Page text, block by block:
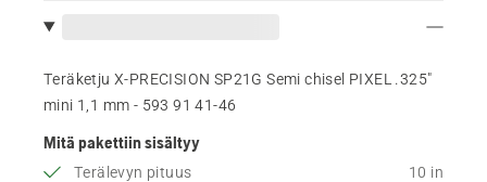
Teräketju X-PRECISION SP21G Semi chisel PIXEL .325"
mini 1,1 mm - 593 91 41‑46
Mitä pakettiin sisältyy
Terälevyn pituus 10 in